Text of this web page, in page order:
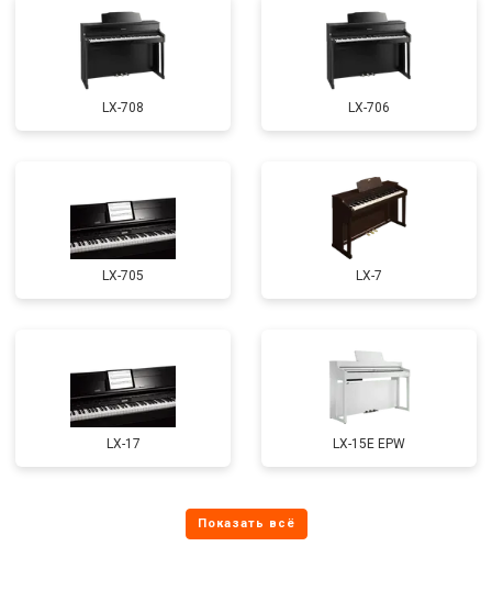
LX-708 LX-706
LX-705 LX-7
LX-17 LX-15E EPW